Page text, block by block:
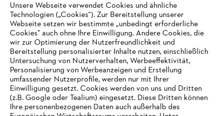
Zahlungsmöglichkeiten
Unsere Webseite verwendet Cookies und ähnliche
Technologien („Cookies“). Zur Bereitstellung unserer
Webseite setzen wir bestimmte „unbedingt erforderliche
Cookies" auch ohne Ihre Einwilligung. Andere Cookies, die
wir zur Optimierung der Nutzerfreundlichkeit und
Bereitstellung personalisierter Inhalte nutzen, einschließlich
Untersuchung von Nutzerverhalten, Werbeeffektivität,
Personalisierung von Werbeanzeigen und Erstellung
umfassender Nutzerprofile, werden nur mit Ihrer
Einwilligung gesetzt. Cookies werden von uns und Dritten
(z.B. Google oder Tealium) eingesetzt. Diese Dritten können
Ihre personenbezogenen Daten auch außerhalb des